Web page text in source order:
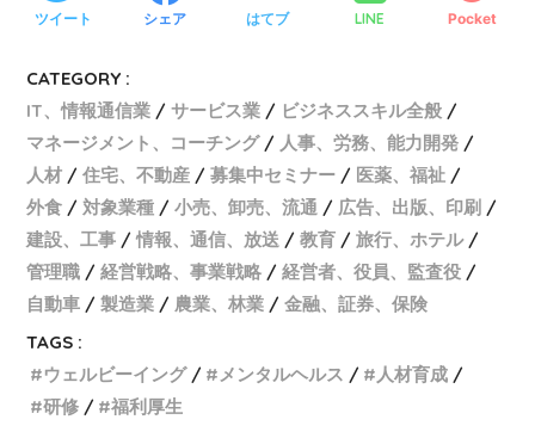
ツイート シェア はてブ LINE Pocket
CATEGORY :
IT、情報通信業
サービス業
ビジネススキル全般
マネージメント、コーチング
人事、労務、能力開発
人材
住宅、不動産 募集中セミナー
医薬、福祉
外食
対象業種 小売、卸売、流通
広告、出版、印刷
建設、工事
情報、通信、放送 教育
旅行、ホテル
管理職
経営戦略、事業戦略
経営者、役員、監査役
自動車
製造業 農業、林業
金融、証券、保険
TAGS :
ウェルビーイング
メンタルヘルス
人材育成
研修
福利厚生